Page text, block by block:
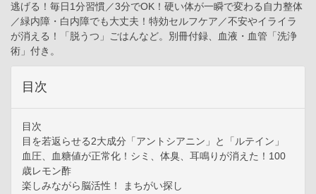
逃げる！毎日1分習慣／3分でOK！硬い体が一瞬で変わる自力整体
／緑内障・白内障でも大丈夫！特効セルフケア／不安やイライラ
が消える！「脱うつ」ごはんなど。別冊付録、血液・血管「洗浄
術」付き。
目次
目次
目を若返らせる2大成分「アントシアニン」と「ルテイン」
血圧、血糖値が正常化！シミ、体臭、耳鳴りが消えた！100
歳レモン酢
楽しみながら脳活性！ まちがい探し